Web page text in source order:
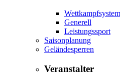
Generell
Leistungssport
Saisonplanung
Geländesperren
Veranstalter